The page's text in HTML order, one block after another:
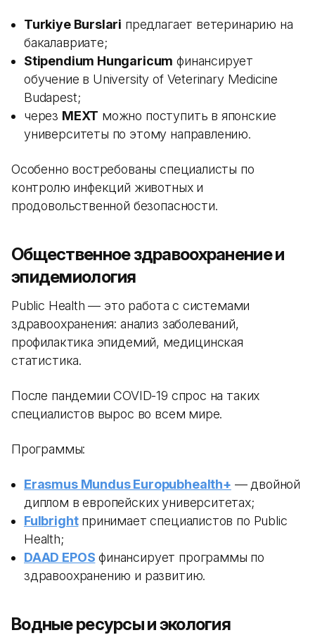
Turkiye Burslari предлагает ветеринарию на
бакалавриате;
Stipendium Hungaricum финансирует
обучение в University of Veterinary Medicine
Budapest;
через MEXT можно поступить в японские
университеты по этому направлению.
Особенно востребованы специалисты по
контролю инфекций животных и
продовольственной безопасности.
Общественное здравоохранение и
эпидемиология
Public Health — это работа с системами
здравоохранения: анализ заболеваний,
профилактика эпидемий, медицинская
статистика.
После пандемии COVID-19 спрос на таких
специалистов вырос во всем мире.
Программы:
Erasmus Mundus Europubhealth+ — двойной
диплом в европейских университетах;
Fulbrightпринимает специалистов по Public
Health;
DAAD EPOS финансирует программы по
здравоохранению и развитию.
Водные ресурсы и экология